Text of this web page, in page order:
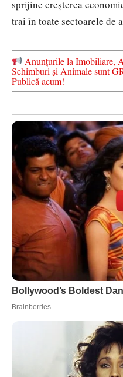
sprijine creșterea
trai în toate sectoarele de
Anunțurile la Imobiliare,
Schimburi și Animale sunt
Publică acum!